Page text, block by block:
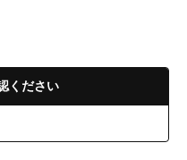
ください